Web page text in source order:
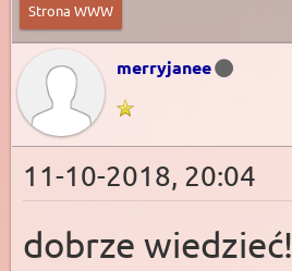
Strona WWW
merryjanee
11-10-2018, 20:04
dobrze wiedzieć!